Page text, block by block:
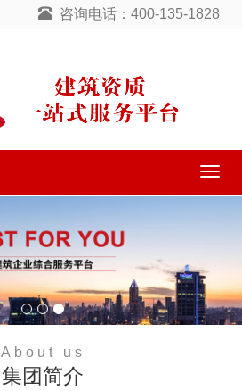
咨询电话：400-135-1828
导
About us
集团简介